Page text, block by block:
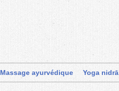
Massage ayurvédique Yoga nidrā